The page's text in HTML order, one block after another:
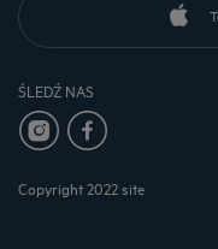
ŚLEDŹ NAS
Copyright 2022 site